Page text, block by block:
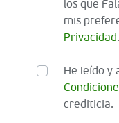
los que
mis
Privacidad.
He leído y
crediticia.